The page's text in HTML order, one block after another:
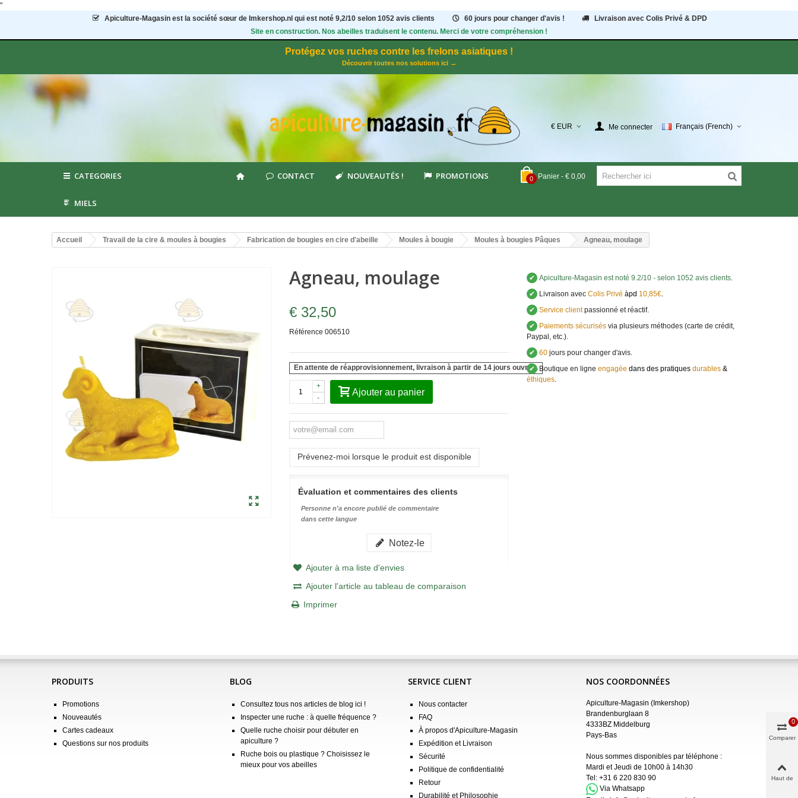
"
Apiculture-Magasin est la société sœur de Imkershop.nl qui est noté 9,2/10 selon 1052avis clients 60 jours pour changer d'avis !
Livraison avec Colis Privé & DPD
Site en construction. Nos abeilles traduisent le contenu. Merci de votre compréhension !
Protégez vos ruches contre les frelons asiatiques !
Découvrir toutes nos solutions ici →
€ EUR Me connecter Français (French)
0 Panier - € 0,00
CATEGORIES CONTACT NOUVEAUTÉS ! PROMOTIONS
MIELS
Accueil Travail de la cire & moules à bougies Fabrication de bougies en cire d'abeille Moules à bougie Moules à bougies Pâques Agneau, moulage
Agneau, moulage
€ 32,50
Référence 006510
En attente de réapprovisionnement, livraison à partir de 14 jours ouvrés.
-
+
Ajouter au panier
Prévenez-moi lorsque le produit est disponible
Évaluation et commentaires des clients
Personne n'a encore publié de commentaire
dans cette langue
Notez-le
Ajouter à ma liste d'envies
Ajouter l'article au tableau de comparaison
Imprimer
✔ Apiculture-Magasin est noté 9.2/10 - selon 1052 avis clients.
✔ Livraison avecColis Privé àpd 10,85€.
✔ Service clientpassionné et réactif.
✔ Paiements sécurisésvia plusieurs méthodes (carte de crédit,
Paypal, etc.).
✔ 60jours pour changer d'avis.
✔ Boutique en ligne engagée dans des pratiques durables&
éthiques.
PRODUITS
Promotions
Nouveautés
Cartes cadeaux
Questions sur nos produits
BLOG
Consultez tous nos articles de blog ici !
Inspecter une ruche : à quelle fréquence ?
Quelle ruche choisir pour débuter en
apiculture ?
Ruche bois ou plastique ? Choisissez le
mieux pour vos abeilles
SERVICE CLIENT
Nous contacter
FAQ
À propos d'Apiculture-Magasin
Expédition et Livraison
Sécurité
Politique de confidentialité
Retour
Durabilité et Philosophie
NOS COORDONNÉES
Apiculture-Magasin (Imkershop)
Brandenburglaan 8
4333BZ Middelburg
Pays-Bas
Nous sommes disponibles par téléphone :
Mardi et Jeudi de 10h00 à 14h30
Tel: +31 6 220 830 90
Via Whatsapp
Comparer
0
Haut de